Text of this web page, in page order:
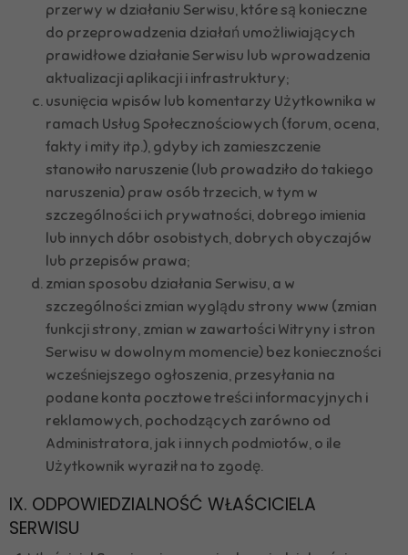
przerwy w działaniu Serwisu, które są konieczne
do przeprowadzenia działań umożliwiających
prawidłowe działanie Serwisu lub wprowadzenia
aktualizacji aplikacji i infrastruktury;
usunięcia wpisów lub komentarzy Użytkownika w
ramach Usług Społecznościowych (forum, ocena,
fakty i mity itp.), gdyby ich zamieszczenie
stanowiło naruszenie (lub prowadziło do takiego
naruszenia) praw osób trzecich, w tym w
szczególności ich prywatności, dobrego imienia
lub innych dóbr osobistych, dobrych obyczajów
lub przepisów prawa;
zmian sposobu działania Serwisu, a w
szczególności zmian wyglądu strony www (zmian
funkcji strony, zmian w zawartości Witryny i stron
Serwisu w dowolnym momencie) bez konieczności
wcześniejszego ogłoszenia, przesyłania na
podane konta pocztowe treści informacyjnych i
reklamowych, pochodzących zarówno od
Administratora, jak i innych podmiotów, o ile
Użytkownik wyraził na to zgodę.
IX. ODPOWIEDZIALNOŚĆ WŁAŚCICIELA
SERWISU